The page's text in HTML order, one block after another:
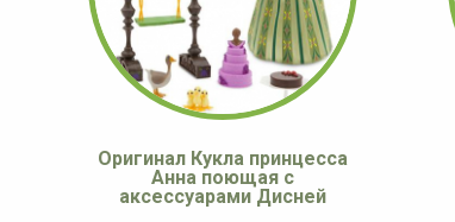
Оригинал Кукла принцесса
Анна поющая с
аксессуарами Дисней